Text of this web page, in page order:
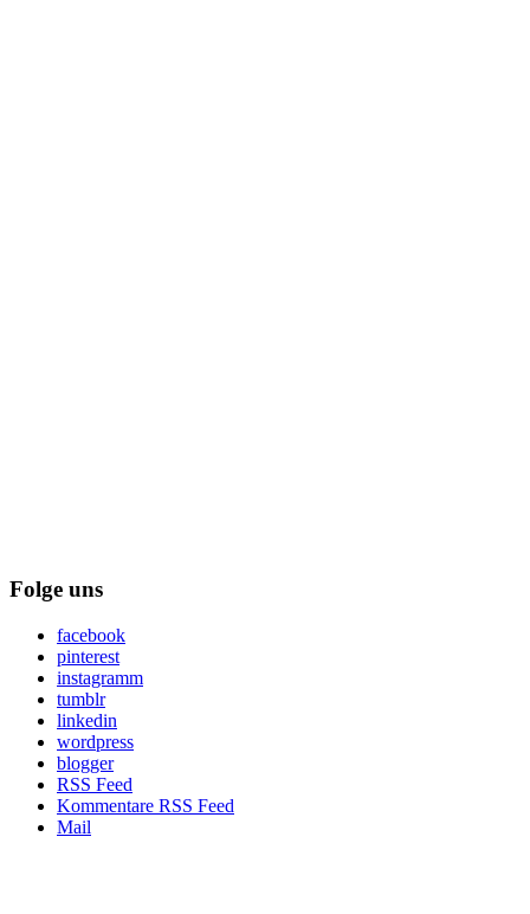
Folge uns
facebook
pinterest
instagramm
tumblr
linkedin
wordpress
blogger
RSS Feed
Kommentare RSS Feed
Mail